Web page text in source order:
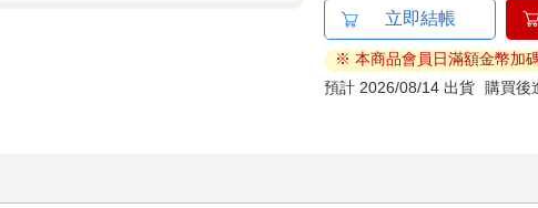
立即結帳
※ 本商品會員日滿額金幣加
預計 2026/08/14 出貨
購買